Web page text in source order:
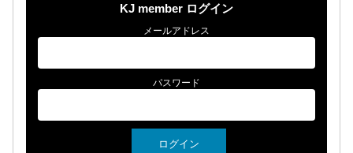
KJ member ログイン
メールアドレス
パスワード